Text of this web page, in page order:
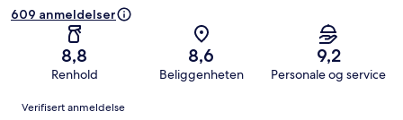
609 anmeldelser
8,8
Renhold
8,6
Beliggenheten
9,2
Personale og service
Anmeldelser
Verifisert anmeldelse